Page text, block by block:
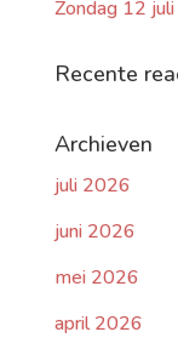
Zondag 12
Recente
Archieven
juli 2026
juni 2026
mei 2026
april 2026